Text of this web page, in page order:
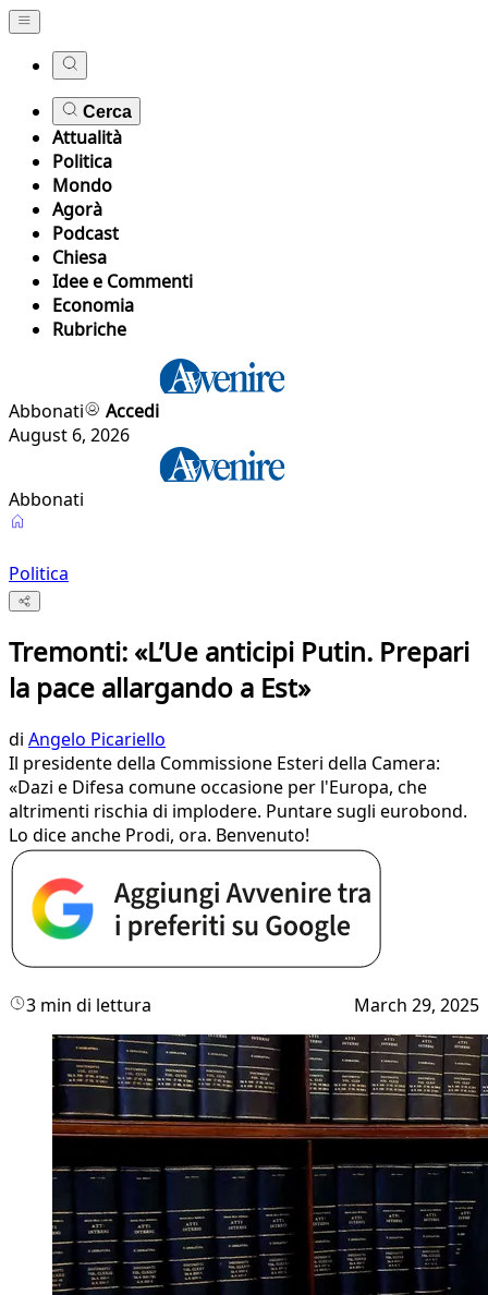
Cerca
Attualità
Politica
Mondo
Agorà
Podcast
Chiesa
Idee e Commenti
Economia
Rubriche
Abbonati
Accedi
August 6, 2026
Abbonati
Politica
Tremonti: «L’Ue anticipi Putin. Prepari
la pace allargando a Est»
di Angelo Picariello
Il presidente della Commissione Esteri della Camera:
«Dazi e Difesa comune occasione per l'Europa, che
altrimenti rischia di implodere. Puntare sugli eurobond.
Lo dice anche Prodi, ora. Benvenuto!
3 min di lettura March 29, 2025